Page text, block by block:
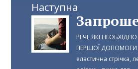
Наступна
РЕЧІ, ЯКІ
ПЕРШОЇ ДОПОМОГИ
еластична стрічка,